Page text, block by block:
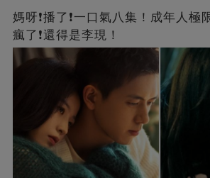
媽呀❗️播了❗一口氣八集！成年人極
瘋了❗還得是李現！